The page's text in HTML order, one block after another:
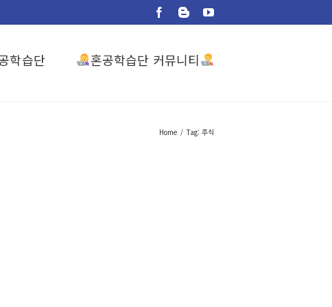
Facebook
BloggerYouTube
학습단 혼공학습단 커뮤니티
Home / Tag: 주식